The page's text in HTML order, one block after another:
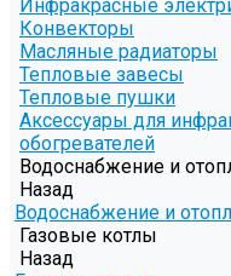
Инфракрасные
Конвекторы
Масляные радиаторы
Тепловые завесы
Тепловые пушки
Аксессуары для
обогревателей
Водоснабжение и
Назад
Водоснабжение и
Газовые котлы
Назад